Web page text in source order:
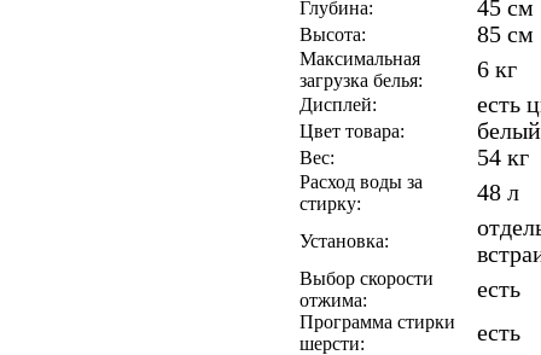
Глубина: 45 см
Высота: 85 см
Максимальная
загрузка белья:
6 кг
Дисплей: есть
Цвет товара: белый
Вес: 54 кг
Расход воды за
стирку:
48 л
Установка:
Выбор скорости
отжима:
есть
Программа стирки
шерсти:
есть